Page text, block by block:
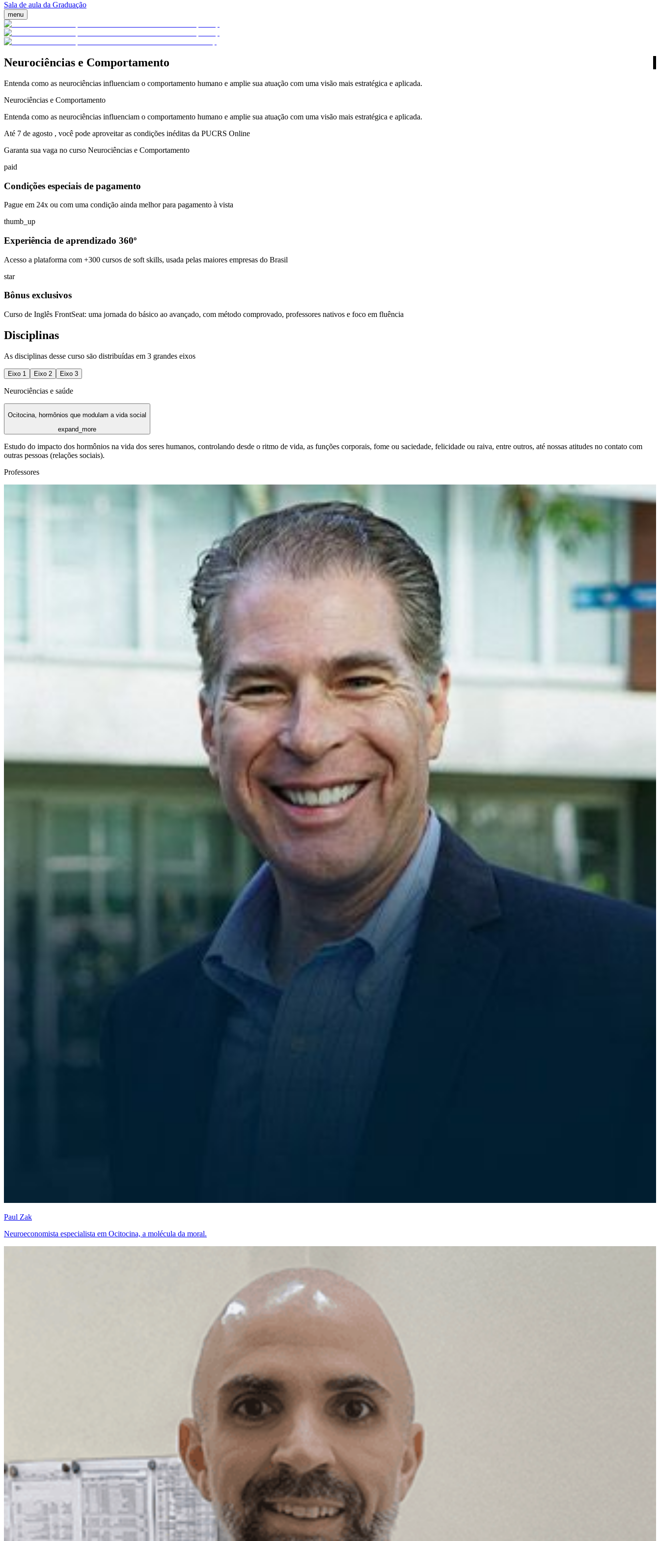
Sala de aula da Graduação
menu
Neurociências e Comportamento
Entenda como as neurociências influenciam o comportamento humano e amplie sua atuação com uma visão mais estratégica e aplicada.
Neurociências e Comportamento
Entenda como as neurociências influenciam o comportamento humano e amplie sua atuação com uma visão mais estratégica e aplicada.
Até 7 de agosto , você pode aproveitar as condições inéditas da PUCRS Online
Garanta sua vaga no curso Neurociências e Comportamento
paid
Condições especiais de pagamento
Pague em 24x ou com uma condição ainda melhor para pagamento à vista
thumb_up
Experiência de aprendizado 360º
Acesso a plataforma com +300 cursos de soft skills, usada pelas maiores empresas do Brasil
star
Bônus exclusivos
Curso de Inglês FrontSeat: uma jornada do básico ao avançado, com método comprovado, professores nativos e foco em fluência
Disciplinas
As disciplinas desse curso sāo distribuídas em 3 grandes eixos
Eixo 1 Eixo 2 Eixo 3
Neurociências e saúde
Ocitocina, hormônios que modulam a vida social
expand_more
Estudo do impacto dos hormônios na vida dos seres humanos, controlando desde o ritmo de vida, as funções corporais, fome ou saciedade, felicidade ou raiva, entre outros, até nossas atitudes no contato com
outras pessoas (relações sociais).
Professores
Paul Zak
Neuroeconomista especialista em Ocitocina, a molécula da moral.